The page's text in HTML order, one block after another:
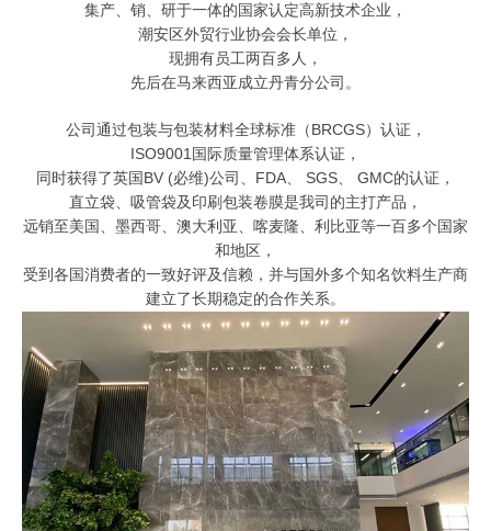
集产、销、研于一体的国家认定高新技术企业，
潮安区外贸行业协会会长单位，
现拥有员工两百多人，
先后在马来西亚成立丹青分公司。
公司通过包装与包装材料全球标准（BRCGS）认证，
ISO9001国际质量管理体系认证，
同时获得了英国BV (必维)公司、FDA、 SGS、 GMC的认证，
直立袋、吸管袋及印刷包装卷膜是我司的主打产品，
远销至美国、墨西哥、澳大利亚、喀麦隆、利比亚等一百多个国家
和地区，
受到各国消费者的一致好评及信赖，并与国外多个知名饮料生产商
建立了长期稳定的合作关系。